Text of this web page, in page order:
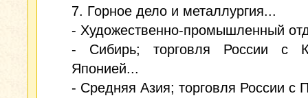
7. Горное дело и металлургия...
- Художественно-промышленный
- Сибирь; торговля России с
Японией...
- Средняя Азия; торговля России с